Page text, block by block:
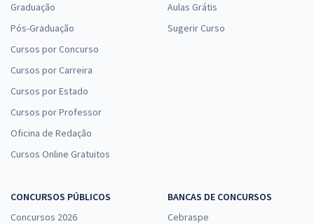
Graduação
Pós-Graduação
Cursos por Concurso
Cursos por Carreira
Cursos por Estado
Cursos por Professor
Oficina de Redação
Cursos Online Gratuitos
Aulas Grátis
Sugerir Curso
CONCURSOS PÚBLICOS
Concursos 2026
BANCAS DE CONCURSOS
Cebraspe